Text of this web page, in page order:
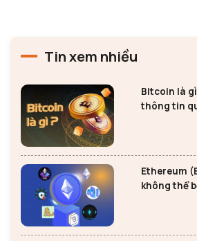
Tin xem nhiều
Bitcoin là
thông tin
Ethereum
không thể